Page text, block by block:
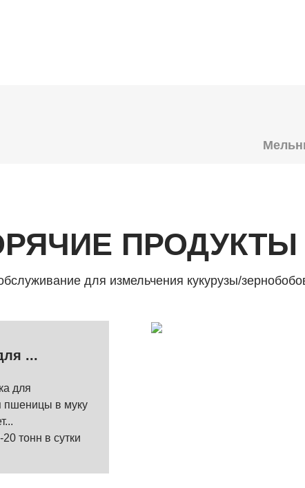
ПРОДУКТЫ
для измельчения кукурузы/
...
для
пшеницы в муку
тонн в сутки